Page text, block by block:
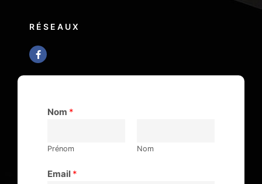
RÉSEAUX
Nom *
Prénom Nom
Email *